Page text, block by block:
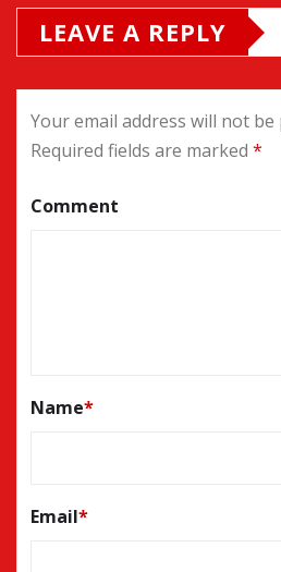
LEAVE A REPLY
Your email address will not be
Required fields are marked *
Comment
Name*
Email*